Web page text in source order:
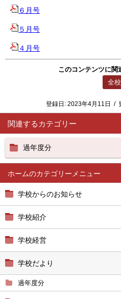
ホーム
学校からのお知らせ
学校紹介
学校経営
学校だより
過年度分
６月号
５月号
４月号
このコンテンツに関
全校
登録日: 2023年4月11日 /
関連するカテゴリー
過年度分